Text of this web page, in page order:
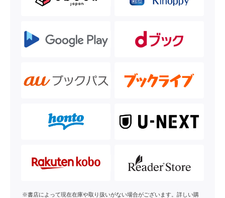
※書店によって現在在庫や取り扱いがない場合がございます。詳しい購